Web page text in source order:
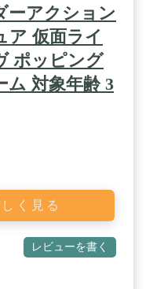
ーアクション
ア 仮面ライ
ポッピング
ム 対象年齢 3
く見る
レビューを書く